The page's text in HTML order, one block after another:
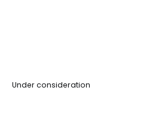
Under consideration